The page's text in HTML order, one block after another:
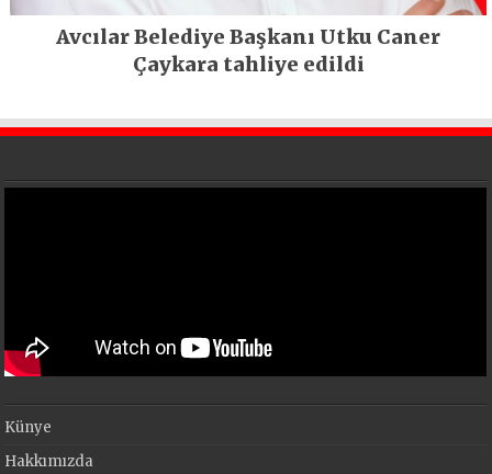
Avcılar Belediye Başkanı Utku Caner
Çaykara tahliye edildi
Künye
Hakkımızda